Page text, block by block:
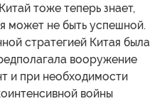
тоже теперь знает,
может не быть успешной.
стратегией Китая была
вооружение
и при необходимости
войны